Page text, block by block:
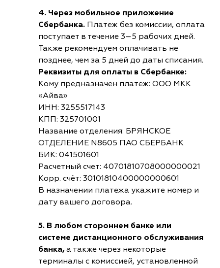
4. Через мобильное приложение
Сбербанка. Платеж без комиссии, оплата
поступает в течение 3–5 рабочих дней.
Также рекомендуем оплачивать не
позднее, чем за 5 дней до даты списания.
Реквизиты для оплаты в Сбербанке:
Кому предназначен платеж: ООО МКК
«Айва»
ИНН: 3255517143
КПП: 325701001
Название отделения: БРЯНСКОЕ
ОТДЕЛЕНИЕ N8605 ПАО СБЕРБАНК
БИК: 041501601
Расчетный счет: 40701810708000000021
Корр. счёт: 30101810400000000601
В назначении платежа укажите номер и
дату вашего договора.
5. В любом стороннем банке или
системе дистанционного обслуживания
банка, а также через некоторые
терминалы с комиссией, установленной